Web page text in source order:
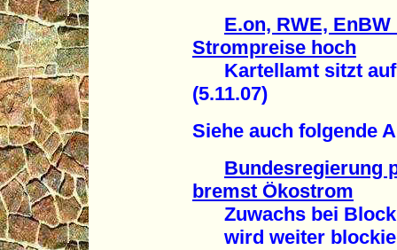
E.on, RWE,
Strompreise hoch
Kartellamt sitzt auf
(5.11.07)
Siehe auch folgende
Bundesregierung
bremst Ökostrom
Zuwachs bei
wird weiter